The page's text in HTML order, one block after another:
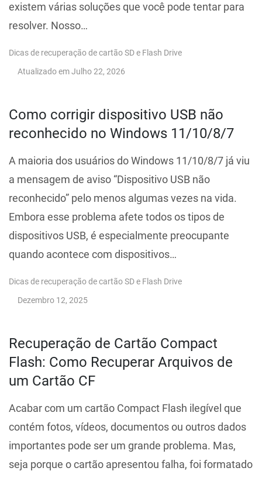
existem várias soluções que você pode tentar para
resolver. Nosso…
Dicas de recuperação de cartão SD e Flash Drive
Atualizado emJulho 22, 2026
Como corrigir dispositivo USB não
reconhecido no Windows 11/10/8/7
A maioria dos usuários do Windows 11/10/8/7 já viu
a mensagem de aviso “Dispositivo USB não
reconhecido” pelo menos algumas vezes na vida.
Embora esse problema afete todos os tipos de
dispositivos USB, é especialmente preocupante
quando acontece com dispositivos…
Dicas de recuperação de cartão SD e Flash Drive
Dezembro 12, 2025
Recuperação de Cartão Compact
Flash: Como Recuperar Arquivos de
um Cartão CF
Acabar com um cartão Compact Flash ilegível que
contém fotos, vídeos, documentos ou outros dados
importantes pode ser um grande problema. Mas,
seja porque o cartão apresentou falha, foi formatado